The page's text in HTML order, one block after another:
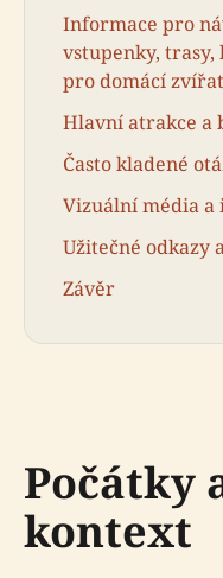
Informace pro
vstupenky,
pro domácí
Hlavní atrakce a
Často kladené
Vizuální média
Užitečné odkazy
Závěr
Počátky
kontext